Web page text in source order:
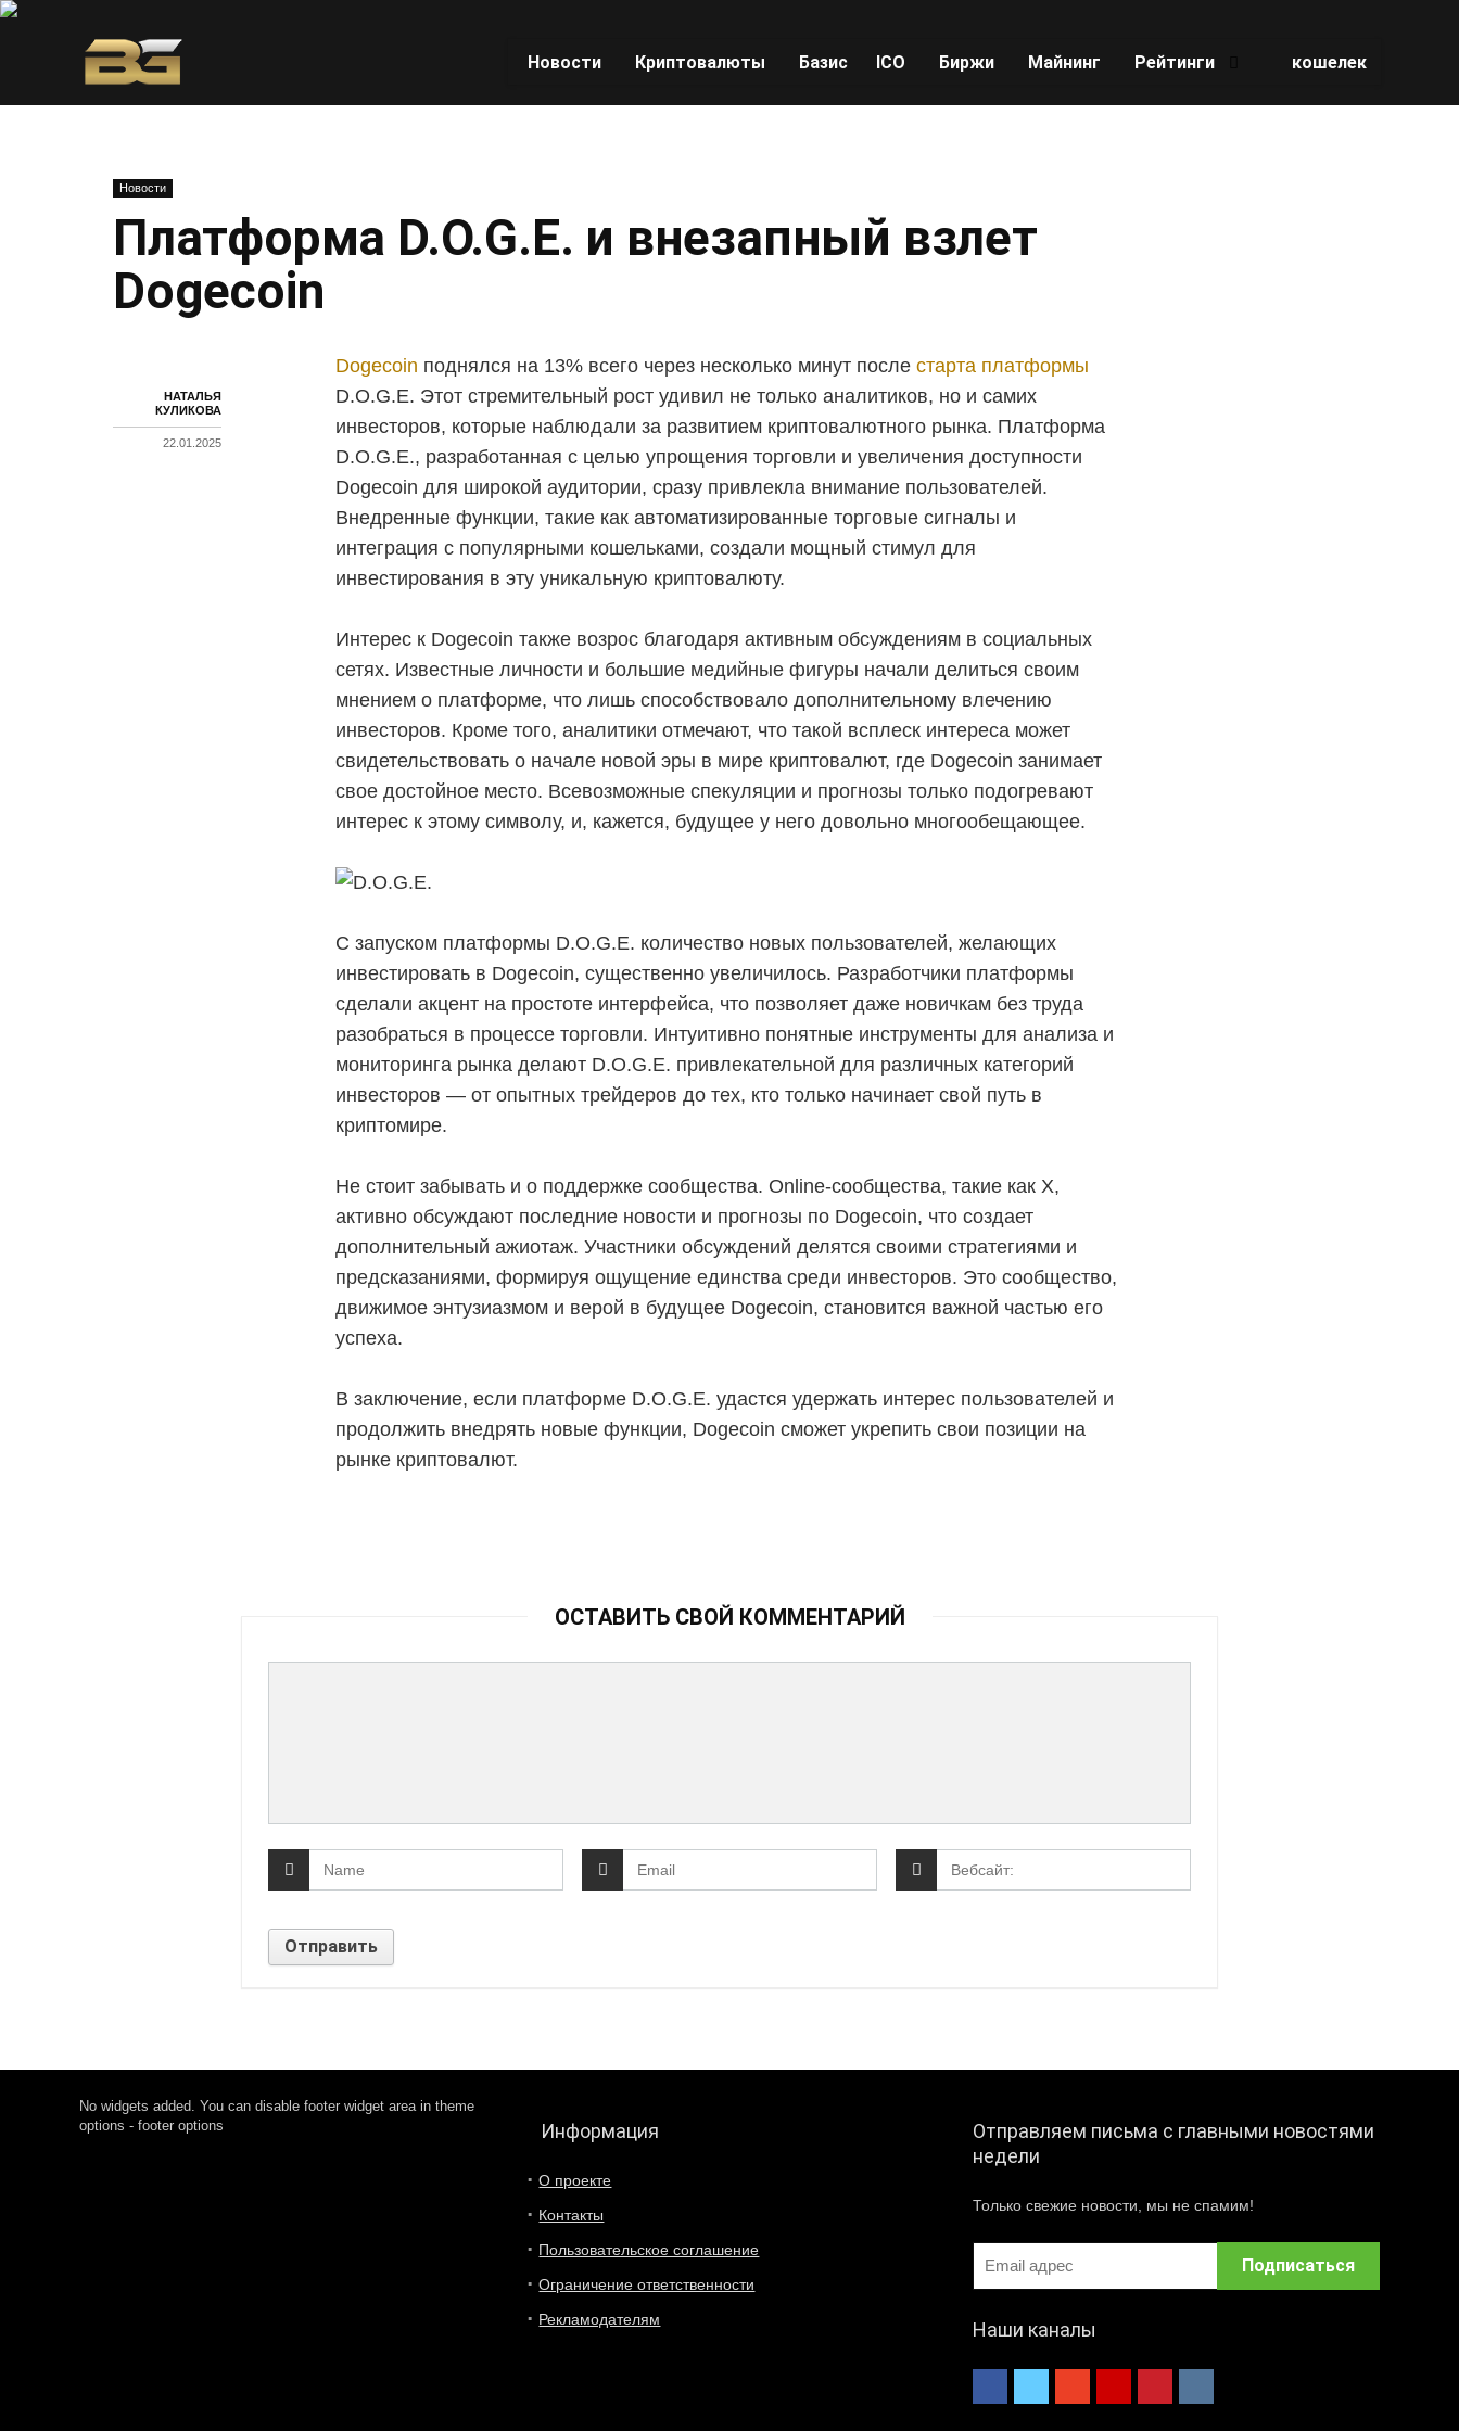
Новости Криптовалюты Базис ICO Биржи Майнинг Рейтинги кошелек
Новости
Платформа D.O.G.E. и внезапный взлет
Dogecoin
НАТАЛЬЯ
КУЛИКОВА
22.01.2025
Dogecoin поднялся на 13% всего через несколько минут послестарта платформы
D.O.G.E. Этот стремительный рост удивил не только аналитиков, но и самих
инвесторов, которые наблюдали за развитием криптовалютного рынка. Платформа
D.O.G.E., разработанная с целью упрощения торговли и увеличения доступности
Dogecoin для широкой аудитории, сразу привлекла внимание пользователей.
Внедренные функции, такие как автоматизированные торговые сигналы и
интеграция с популярными кошельками, создали мощный стимул для
инвестирования в эту уникальную криптовалюту.
Интерес к Dogecoin также возрос благодаря активным обсуждениям в социальных
сетях. Известные личности и большие медийные фигуры начали делиться своим
мнением о платформе, что лишь способствовало дополнительному влечению
инвесторов. Кроме того, аналитики отмечают, что такой всплеск интереса может
свидетельствовать о начале новой эры в мире криптовалют, где Dogecoin занимает
свое достойное место. Всевозможные спекуляции и прогнозы только подогревают
интерес к этому символу, и, кажется, будущее у него довольно многообещающее.
С запуском платформы D.O.G.E. количество новых пользователей, желающих
инвестировать в Dogecoin, существенно увеличилось. Разработчики платформы
сделали акцент на простоте интерфейса, что позволяет даже новичкам без труда
разобраться в процессе торговли. Интуитивно понятные инструменты для анализа и
мониторинга рынка делают D.O.G.E. привлекательной для различных категорий
инвесторов — от опытных трейдеров до тех, кто только начинает свой путь в
криптомире.
Не стоит забывать и о поддержке сообщества. Online-сообщества, такие как Х,
активно обсуждают последние новости и прогнозы по Dogecoin, что создает
дополнительный ажиотаж. Участники обсуждений делятся своими стратегиями и
предсказаниями, формируя ощущение единства среди инвесторов. Это сообщество,
движимое энтузиазмом и верой в будущее Dogecoin, становится важной частью его
успеха.
В заключение, если платформе D.O.G.E. удастся удержать интерес пользователей и
продолжить внедрять новые функции, Dogecoin сможет укрепить свои позиции на
рынке криптовалют.
ОСТАВИТЬ СВОЙ КОММЕНТАРИЙ
No widgets added. You can disable footer widget area in theme
options - footer options
Информация
О проекте
Контакты
Пользовательское соглашение
Ограничение ответственности
Рекламодателям
Отправляем письма с главными новостями
недели
Только свежие новости, мы не спамим!
Наши каналы